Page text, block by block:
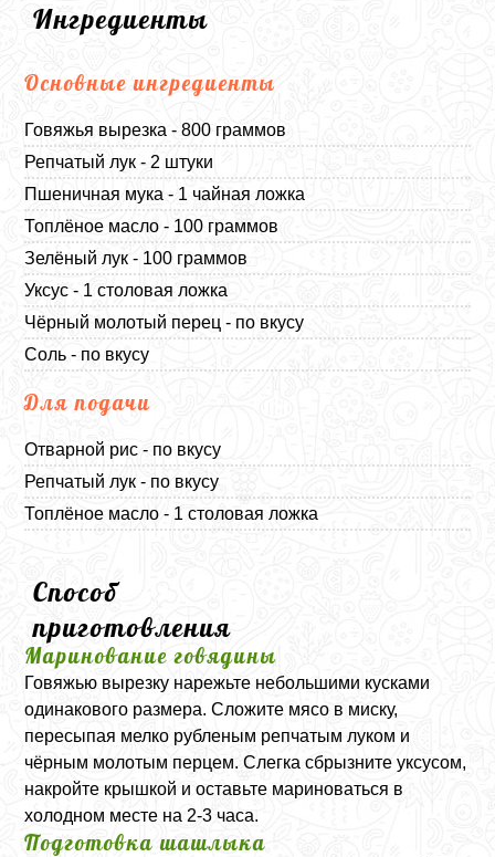
Ингредиенты
Основные ингредиенты
Говяжья вырезка - 800 граммов
Репчатый лук - 2 штуки
Пшеничная мука - 1 чайная ложка
Топлёное масло - 100 граммов
Зелёный лук - 100 граммов
Уксус - 1 столовая ложка
Чёрный молотый перец - по вкусу
Соль - по вкусу
Для подачи
Отварной рис - по вкусу
Репчатый лук - по вкусу
Топлёное масло - 1 столовая ложка
Способ
приготовления
Маринование говядины
Говяжью вырезку нарежьте небольшими кусками
одинакового размера. Сложите мясо в миску,
пересыпая мелко рубленым репчатым луком и
чёрным молотым перцем. Слегка сбрызните уксусом,
накройте крышкой и оставьте мариноваться в
холодном месте на 2-3 часа.
Подготовка шашлыка